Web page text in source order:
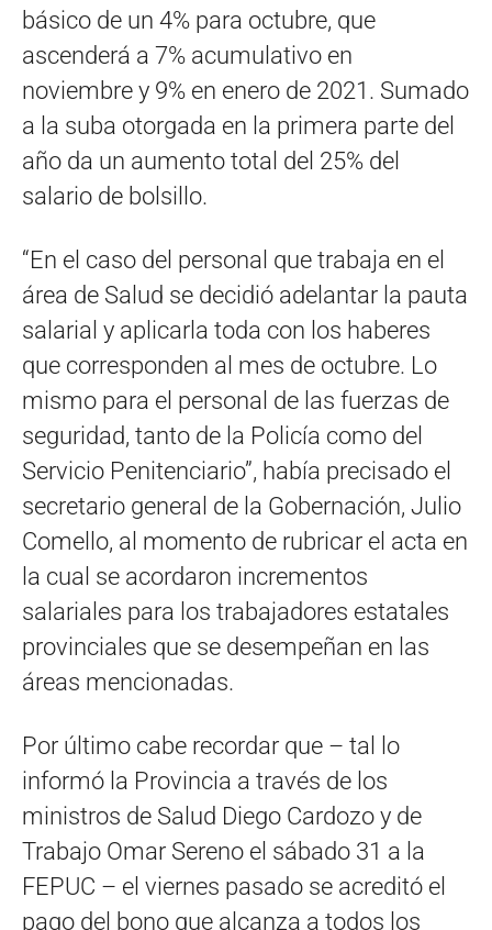
básico de un 4% para octubre, que
ascenderá a 7% acumulativo en
noviembre y 9% en enero de 2021. Sumado
a la suba otorgada en la primera parte del
año da un aumento total del 25% del
salario de bolsillo.
“En el caso del personal que trabaja en el
área de Salud se decidió adelantar la pauta
salarial y aplicarla toda con los haberes
que corresponden al mes de octubre. Lo
mismo para el personal de las fuerzas de
seguridad, tanto de la Policía como del
Servicio Penitenciario”, había precisado el
secretario general de la Gobernación, Julio
Comello, al momento de rubricar el acta en
la cual se acordaron incrementos
salariales para los trabajadores estatales
provinciales que se desempeñan en las
áreas mencionadas.
Por último cabe recordar que – tal lo
informó la Provincia a través de los
ministros de Salud Diego Cardozo y de
Trabajo Omar Sereno el sábado 31 a la
FEPUC – el viernes pasado se acreditó el
pago del bono que alcanza a todos los